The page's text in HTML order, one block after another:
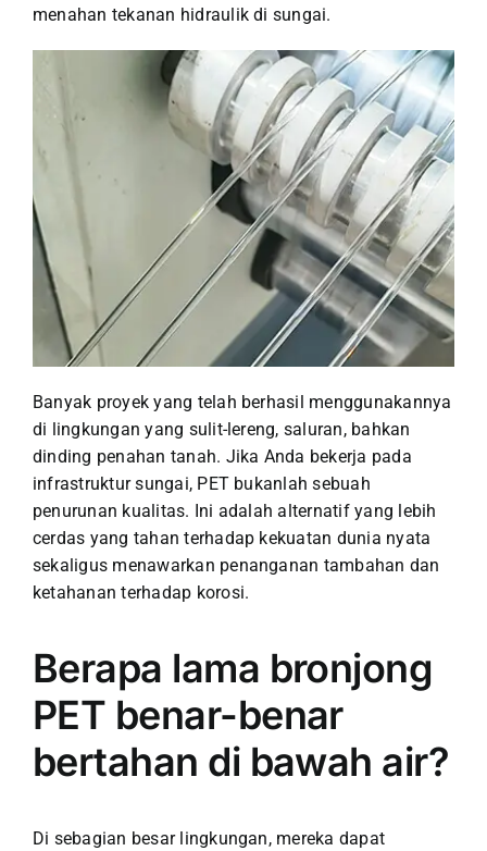
menahan tekanan hidraulik di sungai.
Banyak proyek yang telah berhasil menggunakannya
di lingkungan yang sulit-lereng, saluran, bahkan
dinding penahan tanah. Jika Anda bekerja pada
infrastruktur sungai, PET bukanlah sebuah
penurunan kualitas. Ini adalah alternatif yang lebih
cerdas yang tahan terhadap kekuatan dunia nyata
sekaligus menawarkan penanganan tambahan dan
ketahanan terhadap korosi.
Berapa lama bronjong
PET benar-benar
bertahan di bawah air?
Di sebagian besar lingkungan, mereka dapat